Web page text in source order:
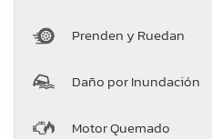
Prenden y Ruedan
Daño por Inundación
Motor Quemado